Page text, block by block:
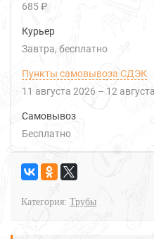
685 ₽
Курьер
Завтра
Бесплатно
Пункты самовывоза СДЭК
11 августа 2026 – 12
Самовывоз
Бесплатно
Категория: Трубы